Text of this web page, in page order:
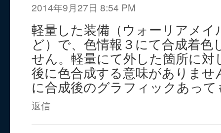
2014年9月27日 8:54 PM
軽量した装備（ウォーリアメ
ど）で、色情報３にて合成着色
せん。軽量にて外した箇所に対
後に色合成する意味がありませ
に合成後のグラフィックあっ
返信